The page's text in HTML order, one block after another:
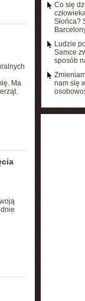
Ma
Co się
Słońca?
Ludzie
Samce
sposób
nam się